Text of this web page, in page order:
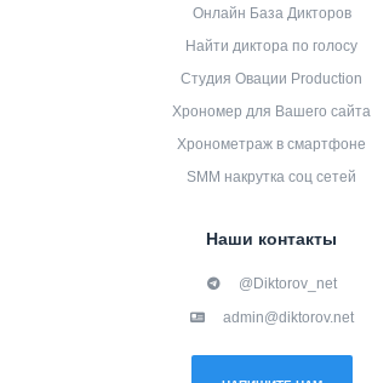
Онлайн База Дикторов
Найти диктора по голосу
Студия Овации Production
Хрономер для Вашего сайта
Хронометраж в смартфоне
SMM накрутка соц сетей
Наши контакты
@Diktorov_net
admin@diktorov.net